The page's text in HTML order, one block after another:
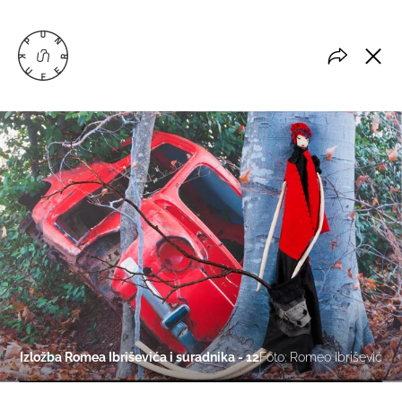
Izložba Romea Ibriševića i suradnika - 12Foto: Romeo Ibrišević